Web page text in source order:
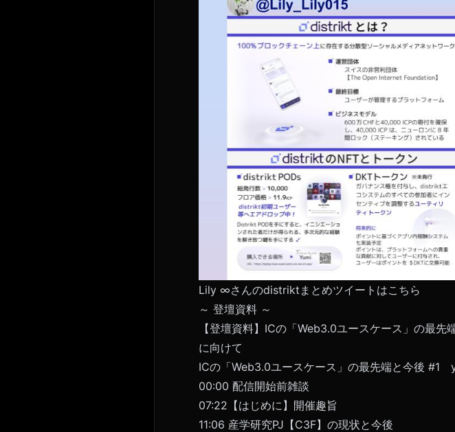
Lily ∞さんのdistriktまとめツイートはこちら
～ 登壇資料 ～
【登壇資料】ICの「Web3.0ユースケース」の最
に向けて
ICの「Web3.0ユースケース」の最先端と今後 #1
00:00 配信開始前雑談
07:22 【はじめに】開催趣旨
11:06 産学研究PJ【C3F】の現状と今後